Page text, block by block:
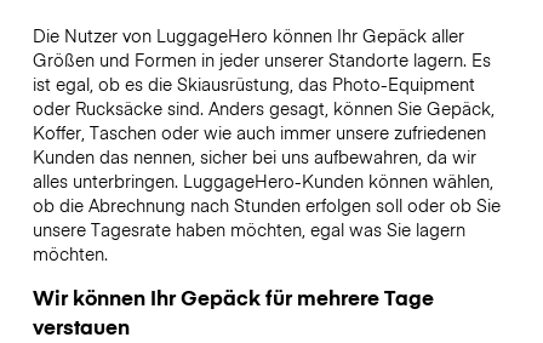
Die Nutzer von LuggageHero können Ihr Gepäck aller
Größen und Formen in jeder unserer Standorte lagern. Es
ist egal, ob es die Skiausrüstung, das Photo-Equipment
oder Rucksäcke sind. Anders gesagt, können Sie Gepäck,
Koffer, Taschen oder wie auch immer unsere zufriedenen
Kunden das nennen, sicher bei uns aufbewahren, da wir
alles unterbringen. LuggageHero-Kunden können wählen,
ob die Abrechnung nach Stunden erfolgen soll oder ob Sie
unsere Tagesrate haben möchten, egal was Sie lagern
möchten.
Wir können Ihr Gepäck für mehrere Tage
verstauen